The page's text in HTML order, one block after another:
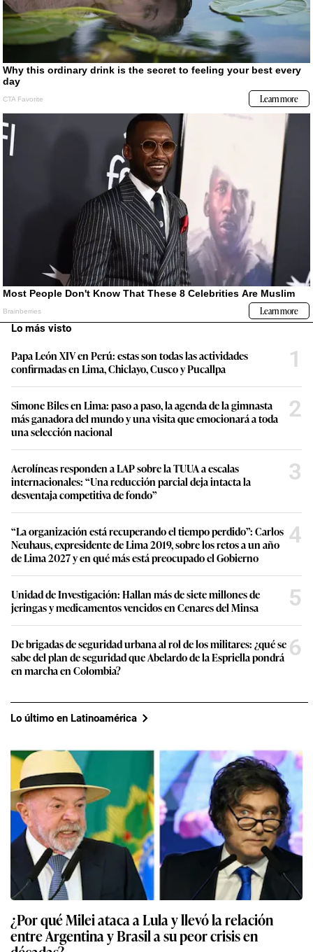
Lo más visto
Papa León XIV en Perú: estas son todas las actividades
confirmadas en Lima, Chiclayo, Cusco y Pucallpa
1
Simone Biles en Lima: paso a paso, la agenda de la gimnasta
más ganadora del mundo y una visita que emocionará a toda
una selección nacional
2
Aerolíneas responden a LAP sobre la TUUA a escalas
internacionales: “Una reducción parcial deja intacta la
desventaja competitiva de fondo”
3
“La organización está recuperando el tiempo perdido”: Carlos
Neuhaus, expresidente de Lima 2019, sobre los retos a un año
de Lima 2027 y en qué más está preocupado el Gobierno
4
Unidad de Investigación: Hallan más de siete millones de
jeringas y medicamentos vencidos en Cenares del Minsa
5
De brigadas de seguridad urbana al rol de los militares: ¿qué se
sabe del plan de seguridad que Abelardo de la Espriella pondrá
en marcha en Colombia?
6
Lo último en Latinoamérica
¿Por qué Milei ataca a Lula y llevó la relación
entre Argentina y Brasil a su peor crisis en